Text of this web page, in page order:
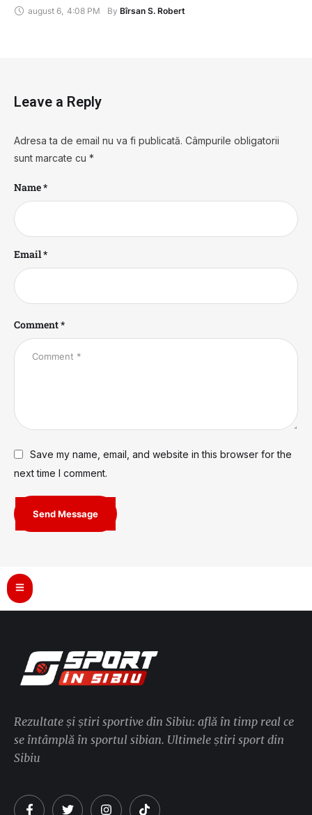
august 6 4:08 PM By Bîrsan S. Robert
Leave a Reply
Adresa ta de email nu va fi publicată. Câmpurile obligatorii
sunt marcate cu *
Comment *
Name *
Email *
Save my name, email, and website in this browser for the
next time I comment.
Send Message
Rezultate și știri sportive din Sibiu: află în timp real ce
se întâmplă în sportul sibian. Ultimele știri sport din
Sibiu